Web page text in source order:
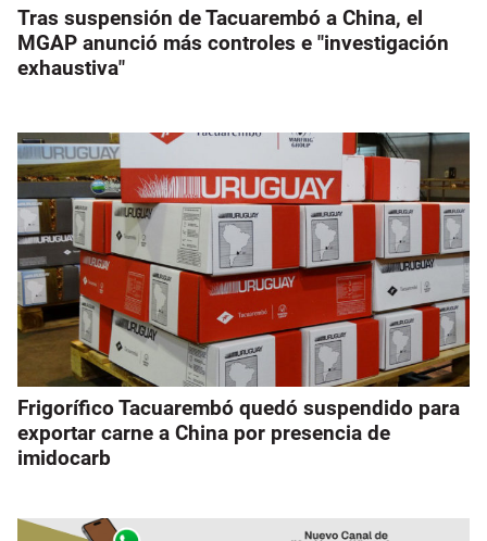
Tras suspensión de Tacuarembó a China, el
MGAP anunció más controles e "investigación
exhaustiva"
Frigorífico Tacuarembó quedó suspendido para
exportar carne a China por presencia de
imidocarb